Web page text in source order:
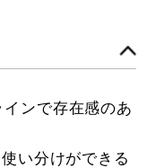
ンで存在感のあ
い分けができる